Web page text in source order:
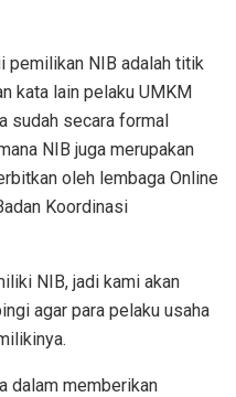
pemilikan NIB adalah titik
kata lain pelaku UMKM
sudah secara formal
NIB juga merupakan
oleh lembaga Online
Koordinasi
NIB, jadi kami akan
agar para pelaku usaha
dalam memberikan